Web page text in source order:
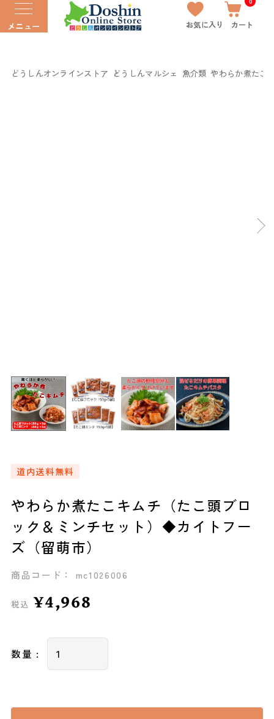
メニュー お気に入り カート
どうしんオンラインストア どうしんマルシェ 魚介類 やわらか煮たこ
道内送料無料
やわらか煮たこキムチ（たこ頭ブロ
ック＆ミンチセット）◆カイトフー
ズ（留萌市）
商品コード： mc1026006
税込 ¥4,968
数量 :